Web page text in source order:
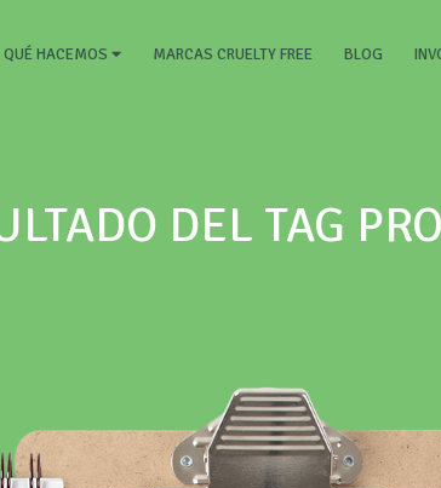
QUÉ HACEMOS MARCAS CRUELTY FREE BLOG
DEL TAG